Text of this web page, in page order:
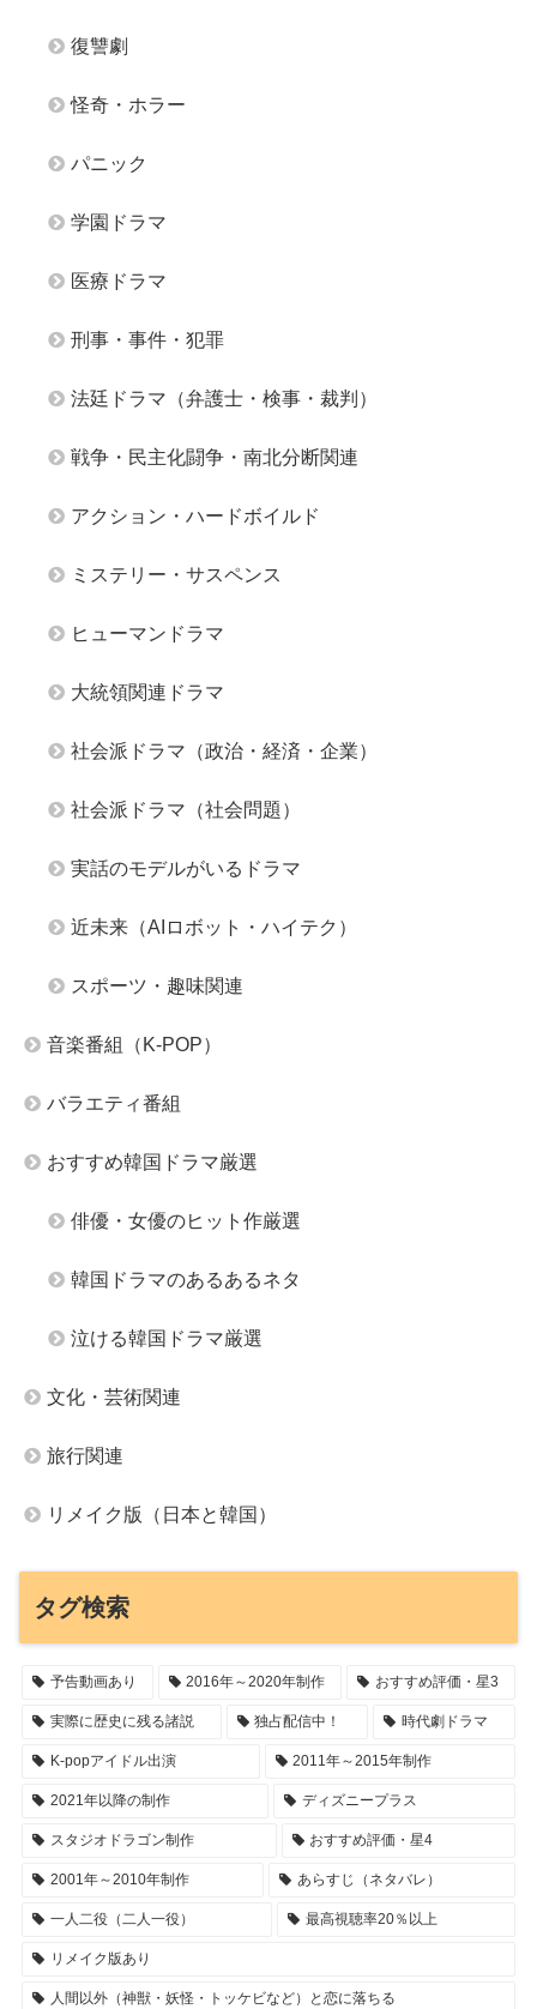
復讐劇
怪奇・ホラー
パニック
学園ドラマ
医療ドラマ
刑事・事件・犯罪
法廷ドラマ（弁護士・検事・裁判）
戦争・民主化闘争・南北分断関連
アクション・ハードボイルド
ミステリー・サスペンス
ヒューマンドラマ
大統領関連ドラマ
社会派ドラマ（政治・経済・企業）
社会派ドラマ（社会問題）
実話のモデルがいるドラマ
近未来（AIロボット・ハイテク）
スポーツ・趣味関連
音楽番組（K-POP）
バラエティ番組
おすすめ韓国ドラマ厳選
俳優・女優のヒット作厳選
韓国ドラマのあるあるネタ
泣ける韓国ドラマ厳選
文化・芸術関連
旅行関連
リメイク版（日本と韓国）
タグ検索
予告動画あり 2016年～2020年制作 おすすめ評価・星3
実際に歴史に残る諸説 独占配信中！ 時代劇ドラマ
K-popアイドル出演 2011年～2015年制作
2021年以降の制作 ディズニープラス
スタジオドラゴン制作 おすすめ評価・星4
2001年～2010年制作 あらすじ（ネタバレ）
一人二役（二人一役） 最高視聴率20％以上
リメイク版あり
人間以外（神獣・妖怪・トッケビなど）と恋に落ちる